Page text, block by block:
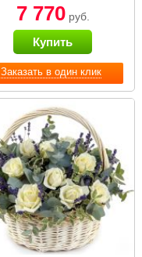
Заказать в один клик
7 770руб.
Купить